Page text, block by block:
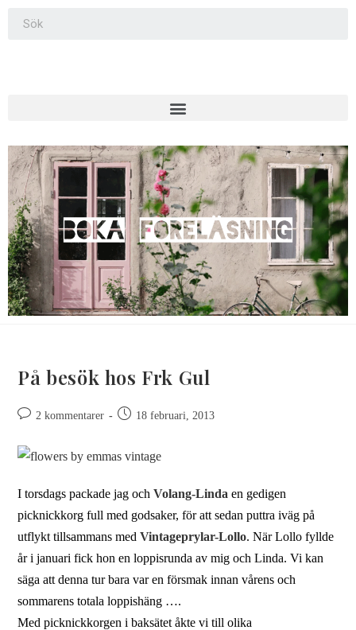
På besök hos Frk Gul
2 kommentarer 18 februari, 2013
I torsdags packade jag ochVolang-Linda en gedigen
picknickkorg full med godsaker, för att sedan puttra iväg på
utflykt tillsammans medVintageprylar-Lollo. När Lollo fyllde
år i januari fick hon en loppisrunda av mig och Linda. Vi kan
säga att denna tur bara var en försmak innan vårens och
sommarens totala loppishäng ….
Med picknickkorgen i baksätet åkte vi till olika